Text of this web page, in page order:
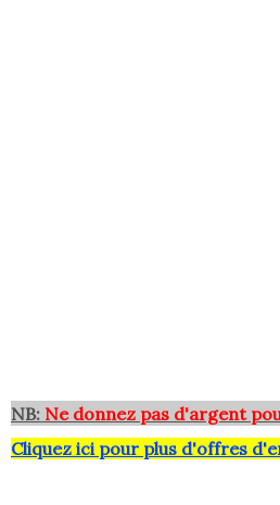
NB: Ne donnez pas d'argent
Cliquez ici pour plus d'offres